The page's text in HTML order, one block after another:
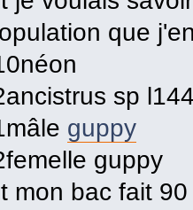
que
sp
guppy
guppy
mon bac fait